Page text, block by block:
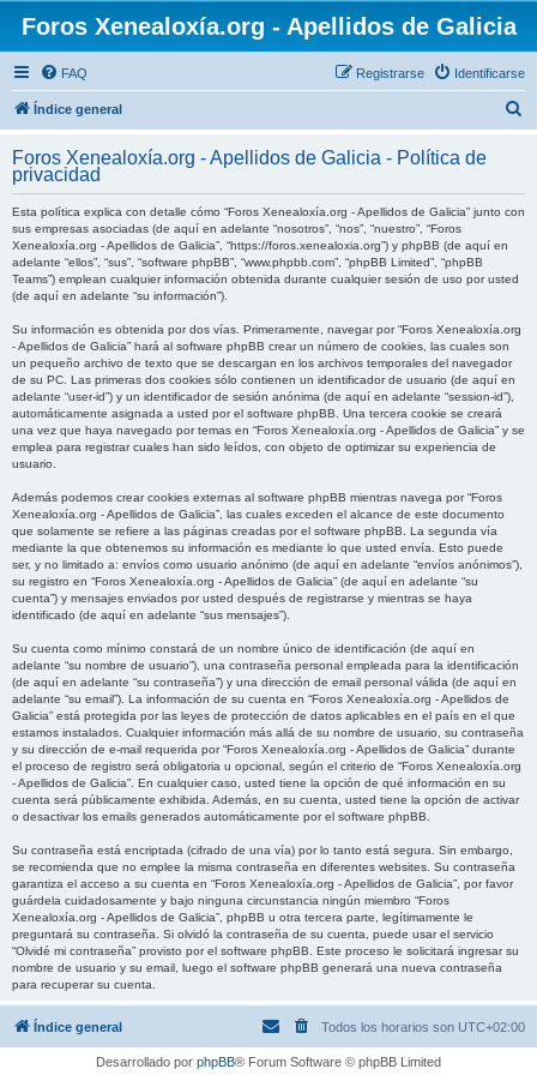
Foros Xenealoxía.org - Apellidos de Galicia
FAQ Identificarse
Registrarse
Índice general
c
Foros Xenealoxía.org - Apellidos de Galicia - Política de
privacidad
Esta política explica con detalle cómo “Foros Xenealoxía.org - Apellidos de Galicia” junto con
sus empresas asociadas (de aquí en adelante “nosotros”, “nos”, “nuestro”, “Foros
Xenealoxía.org - Apellidos de Galicia”, “https://foros.xenealoxia.org”) y phpBB (de aquí en
adelante “ellos”, “sus”, “software phpBB”, “www.phpbb.com”, “phpBB Limited”, “phpBB
Teams”) emplean cualquier información obtenida durante cualquier sesión de uso por usted
(de aquí en adelante “su información”).
Su información es obtenida por dos vías. Primeramente, navegar por “Foros Xenealoxía.org
- Apellidos de Galicia” hará al software phpBB crear un número de cookies, las cuales son
un pequeño archivo de texto que se descargan en los archivos temporales del navegador
de su PC. Las primeras dos cookies sólo contienen un identificador de usuario (de aquí en
adelante “user-id”) y un identificador de sesión anónima (de aquí en adelante “session-id”),
automáticamente asignada a usted por el software phpBB. Una tercera cookie se creará
una vez que haya navegado por temas en “Foros Xenealoxía.org - Apellidos de Galicia” y se
emplea para registrar cuales han sido leídos, con objeto de optimizar su experiencia de
usuario.
Además podemos crear cookies externas al software phpBB mientras navega por “Foros
Xenealoxía.org - Apellidos de Galicia”, las cuales exceden el alcance de este documento
que solamente se refiere a las páginas creadas por el software phpBB. La segunda vía
mediante la que obtenemos su información es mediante lo que usted envía. Esto puede
ser, y no limitado a: envíos como usuario anónimo (de aquí en adelante “envíos anónimos”),
su registro en “Foros Xenealoxía.org - Apellidos de Galicia” (de aquí en adelante “su
cuenta”) y mensajes enviados por usted después de registrarse y mientras se haya
identificado (de aquí en adelante “sus mensajes”).
Su cuenta como mínimo constará de un nombre único de identificación (de aquí en
adelante “su nombre de usuario”), una contraseña personal empleada para la identificación
(de aquí en adelante “su contraseña”) y una dirección de email personal válida (de aquí en
adelante “su email”). La información de su cuenta en “Foros Xenealoxía.org - Apellidos de
Galicia” está protegida por las leyes de protección de datos aplicables en el país en el que
estamos instalados. Cualquier información más allá de su nombre de usuario, su contraseña
y su dirección de e-mail requerida por “Foros Xenealoxía.org - Apellidos de Galicia” durante
el proceso de registro será obligatoria u opcional, según el criterio de “Foros Xenealoxía.org
- Apellidos de Galicia”. En cualquier caso, usted tiene la opción de qué información en su
cuenta será públicamente exhibida. Además, en su cuenta, usted tiene la opción de activar
o desactivar los emails generados automáticamente por el software phpBB.
Su contraseña está encriptada (cifrado de una vía) por lo tanto está segura. Sin embargo,
se recomienda que no emplee la misma contraseña en diferentes websites. Su contraseña
garantiza el acceso a su cuenta en “Foros Xenealoxía.org - Apellidos de Galicia”, por favor
guárdela cuidadosamente y bajo ninguna circunstancia ningún miembro “Foros
Xenealoxía.org - Apellidos de Galicia”, phpBB u otra tercera parte, legítimamente le
preguntará su contraseña. Si olvidó la contraseña de su cuenta, puede usar el servicio
“Olvidé mi contraseña” provisto por el software phpBB. Este proceso le solicitará ingresar su
nombre de usuario y su email, luego el software phpBB generará una nueva contraseña
para recuperar su cuenta.
Índice general Todos los horarios son UTC+02:00
Desarrollado por phpBB® Forum Software © phpBB Limited